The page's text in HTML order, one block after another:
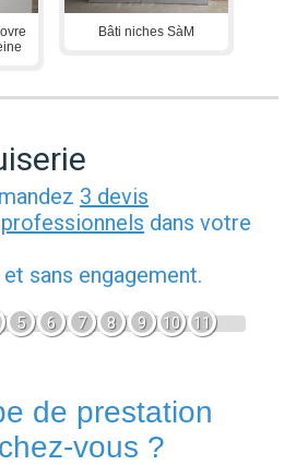
Bâti niches SàM
3 devis
professionnels dans votre
sans engagement.
5 6 7 8 9 10 11
de prestation
vous ?